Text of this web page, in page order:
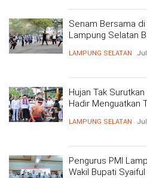
Senam Bersama di
Lampung Selatan
LAMPUNG SELATAN
Hujan Tak
Hadir Menguatkan
LAMPUNG SELATAN
Pengurus PMI
Wakil Bupati